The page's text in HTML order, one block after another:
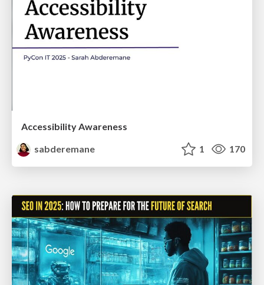
Accessibility Awareness
sabderemane
1 170